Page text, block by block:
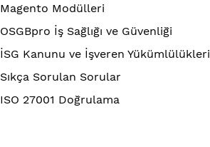
Magento Modülleri
OSGBpro İş Sağlığı ve Güvenliği
İSG Kanunu ve İşveren Yükümlülükleri
Sıkça Sorulan Sorular
ISO 27001 Doğrulama